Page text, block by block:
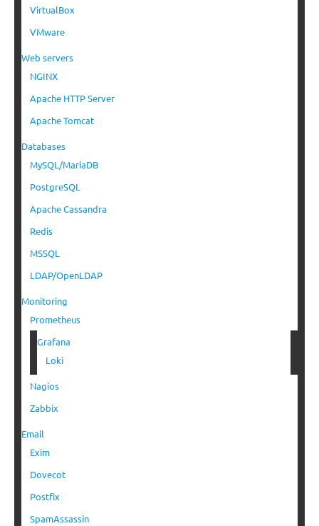
VirtualBox
VMware
Web servers
NGINX
Apache HTTP Server
Apache Tomcat
Databases
MySQL/MariaDB
PostgreSQL
Apache Cassandra
Redis
MSSQL
LDAP/OpenLDAP
Monitoring
Prometheus
Grafana
Loki
Nagios
Zabbix
Email
Exim
Dovecot
Postfix
SpamAssassin